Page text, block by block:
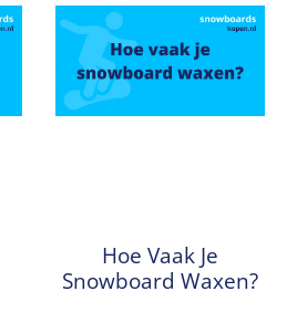
Hoe Vaak Je
Snowboard Waxen?